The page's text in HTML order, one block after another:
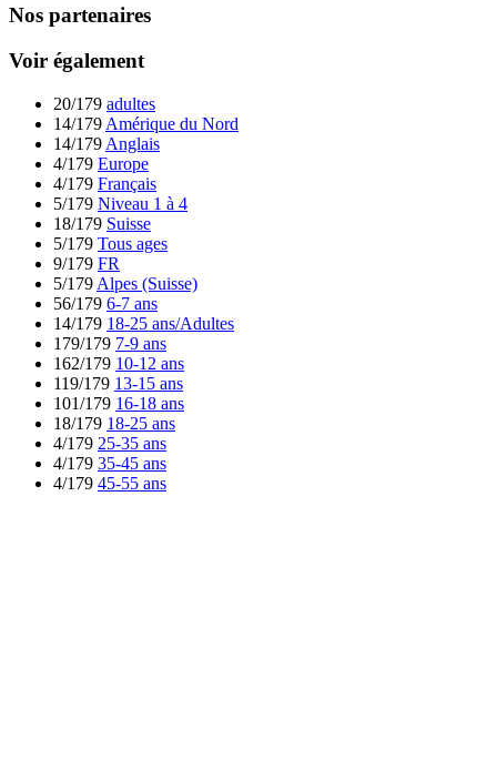
Nos partenaires
Voir également
20/179 adultes
14/179 Amérique du Nord
14/179 Anglais
4/179 Europe
4/179 Français
5/179 Niveau 1 à 4
18/179 Suisse
5/179 Tous ages
9/179 FR
5/179 Alpes (Suisse)
56/179 6-7 ans
14/179 18-25 ans/Adultes
179/179 7-9 ans
162/179 10-12 ans
119/179 13-15 ans
101/179 16-18 ans
18/179 18-25 ans
4/179 25-35 ans
4/179 35-45 ans
4/179 45-55 ans